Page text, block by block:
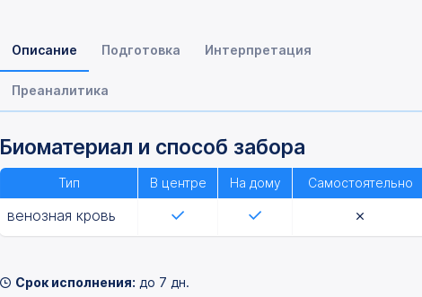
Описание Подготовка Интерпретация
Преаналитика
Биоматериал и способ забора
Тип В центре На дому Самостоятельно
венозная кровь
Срок исполнения: до 7 дн.